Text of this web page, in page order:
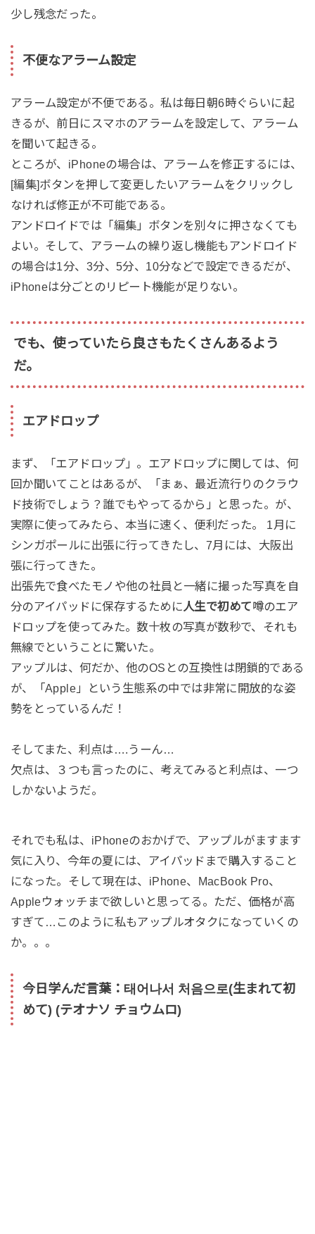
少し残念だった。
不便なアラーム設定
アラーム設定が不便である。私は毎日朝6時ぐらいに起
きるが、前日にスマホのアラームを設定して、アラーム
を聞いて起きる。
ところが、iPhoneの場合は、アラームを修正するには、
[編集]ボタンを押して変更したいアラームをクリックし
なければ修正が不可能である。
アンドロイドでは「編集」ボタンを別々に押さなくても
よい。そして、アラームの繰り返し機能もアンドロイド
の場合は1分、3分、5分、10分などで設定できるだが、
iPhoneは分ごとのリピート機能が足りない。
でも、使っていたら良さもたくさんあるよう
だ。
エアドロップ
まず、「エアドロップ」。エアドロップに関しては、何
回か聞いてことはあるが、「まぁ、最近流行りのクラウ
ド技術でしょう？誰でもやってるから」と思った。が、
実際に使ってみたら、本当に速く、便利だった。 1月に
シンガポールに出張に行ってきたし、7月には、大阪出
張に行ってきた。
出張先で食べたモノや他の社員と一緒に撮った写真を自
分のアイパッドに保存するために人生で初めて噂のエア
ドロップを使ってみた。数十枚の写真が数秒で、それも
無線でということに驚いた。
アップルは、何だか、他のOSとの互換性は閉鎖的である
が、「Apple」という生態系の中では非常に開放的な姿
勢をとっているんだ！
そしてまた、利点は….うーん…
欠点は、３つも言ったのに、考えてみると利点は、一つ
しかないようだ。
それでも私は、iPhoneのおかげで、アップルがますます
気に入り、今年の夏には、アイパッドまで購入すること
になった。そして現在は、iPhone、MacBook Pro、
Appleウォッチまで欲しいと思ってる。ただ、価格が高
すぎて…このように私もアップルオタクになっていくの
か。。。
今日学んだ言葉：태어나서 처음으로(生まれて初
めて) (テオナソ チョウムロ)